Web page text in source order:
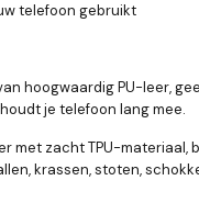
telefoon gebruikt
hoogwaardig PU-leer,
je telefoon lang mee.
met zacht TPU-materiaal,
krassen, stoten,